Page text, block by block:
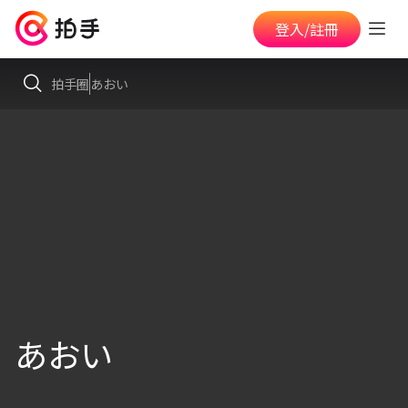
登入/註冊
拍手圈 あおい
あおい